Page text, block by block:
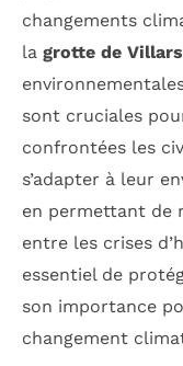
changements
la grotte de Villars
sont cruciales
confrontées les
s’adapter à leur
en permettant de
entre les crises
essentiel de
son importance
changement